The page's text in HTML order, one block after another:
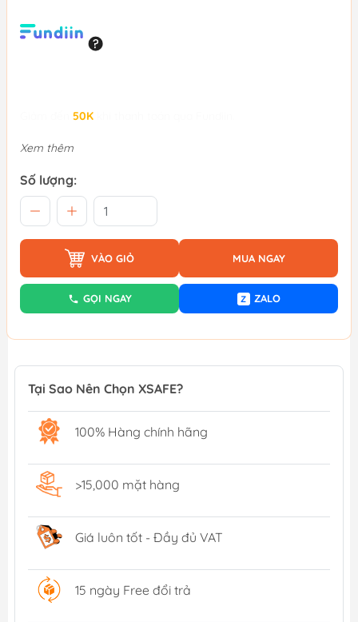
50K
Xem thêm
Số lượng:
VÀO GIỎ MUA NGAY
GỌI NGAY Z ZALO
Tại Sao Nên Chọn XSAFE?
100% Hàng chính hãng
>15,000 mặt hàng
Giá luôn tốt - Đầy đủ VAT
15 ngày Free đổi trả